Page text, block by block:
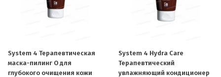
System 4 Терапевтическая
маска-пилинг O для
глубокого очищения кожи
System 4 Hydra Care
Терапевтический
увлажняющий кондиционер